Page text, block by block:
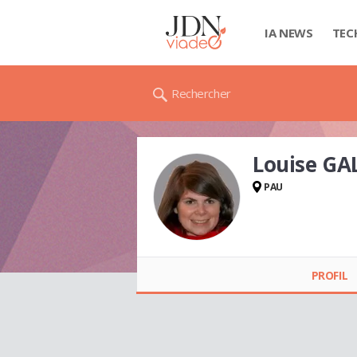
IA NEWS
Rechercher
Louise
PAU
PROFIL